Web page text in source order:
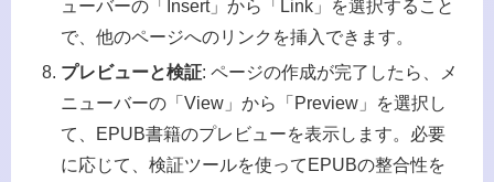
ューバーの「Insert」から「Link」を選択すること
で、他のページへのリンクを挿入できます。
プレビューと検証: ページの作成が完了したら、メ
ニューバーの「View」から「Preview」を選択し
て、EPUB書籍のプレビューを表示します。必要
に応じて、検証ツールを使ってEPUBの整合性を